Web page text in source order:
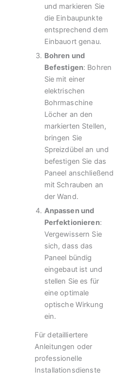
und markieren Sie
die Einbaupunkte
entsprechend dem
Einbauort genau.
Bohren und
Befestigen: Bohren
Sie mit einer
elektrischen
Bohrmaschine
Löcher an den
markierten Stellen,
bringen Sie
Spreizdübel an und
befestigen Sie das
Paneel anschließend
mit Schrauben an
der Wand.
Anpassen und
Perfektionieren:
Vergewissern Sie
sich, dass das
Paneel bündig
eingebaut ist und
stellen Sie es für
eine optimale
optische Wirkung
ein.
Für detailliertere
Anleitungen oder
professionelle
Installationsdienste